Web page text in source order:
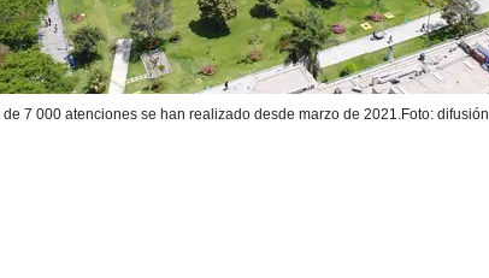
de 7 000 atenciones se han realizado desde marzo de 2021.Foto: difusión